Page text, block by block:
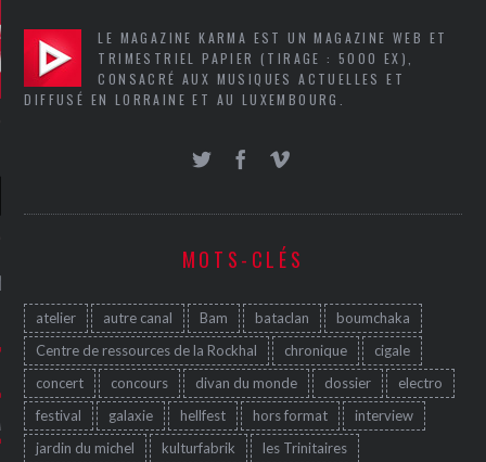
CRITIQUES
7.6
DUDE’S REV...
5.4
CLAN – A BE...
6.8
– HEL...
LE MAGAZINE KARMA EST UN MAGAZINE WEB ET
TRIMESTRIEL PAPIER (TIRAGE : 5000 EX),
CONSACRÉ AUX MUSIQUES ACTUELLES ET
DIFFUSÉ EN LORRAINE ET AU LUXEMBOURG.
MOTS-CLÉS
atelier autre canal Bam bataclan
boumchaka
Centre de ressources de la Rockhal
chronique
cigale
concert
concours divan du monde dossier
electro
festival
galaxie hellfest hors format
interview
jardin du michel
kulturfabrik
les Trinitaires